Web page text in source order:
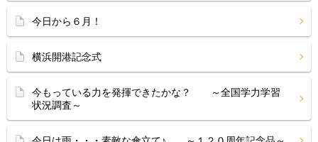
今日から６月！
横浜開港記念式
今もっている力を発揮できたかな？ ～全国学力学習
状況調査～